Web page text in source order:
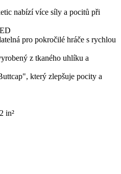
nabízí více síly a pocitů při
pro pokročilé hráče s rychlou
z tkaného uhlíku a
který zlepšuje pocity a
in²